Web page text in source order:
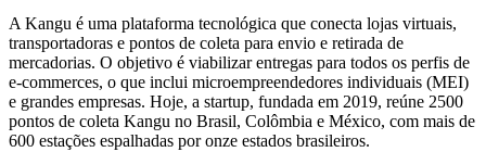
A Kangu é uma plataforma tecnológica que conecta lojas virtuais,
transportadoras e pontos de coleta para envio e retirada de
mercadorias. O objetivo é viabilizar entregas para todos os perfis de
e-commerces, o que inclui microempreendedores individuais (MEI)
e grandes empresas. Hoje, a startup, fundada em 2019, reúne 2500
pontos de coleta Kangu no Brasil, Colômbia e México, com mais de
600 estações espalhadas por onze estados brasileiros.